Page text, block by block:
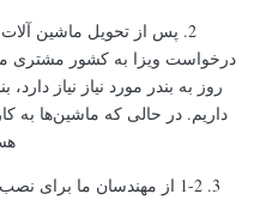
2. پس از تحویل ماشین
روز به بندر مورد نیاز نیاز
داریم. در حالی که ماشین‌ها به
3. 1-2 از مهندسان ما